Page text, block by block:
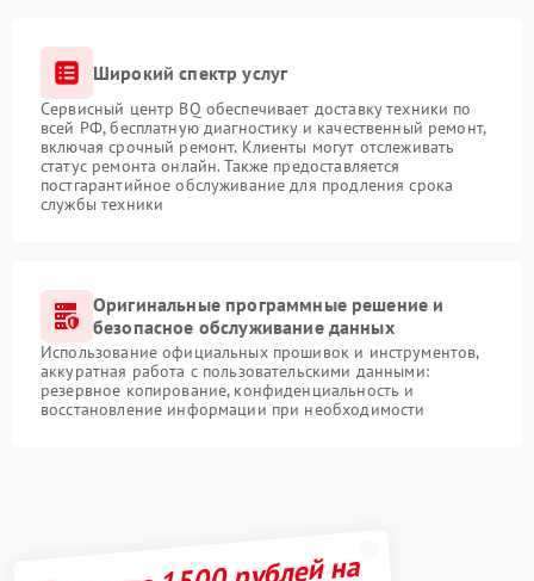
Широкий спектр услуг
Сервисный центр BQ обеспечивает доставку техники по
всей РФ, бесплатную диагностику и качественный ремонт,
включая срочный ремонт. Клиенты могут отслеживать
статус ремонта онлайн. Также предоставляется
постгарантийное обслуживание для продления срока
службы техники
Оригинальные программные решение и
безопасное обслуживание данных
Использование официальных прошивок и инструментов,
аккуратная работа с пользовательскими данными:
резервное копирование, конфиденциальность и
восстановление информации при необходимости